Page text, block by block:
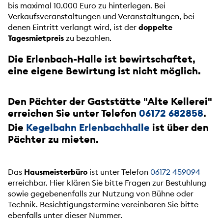
bis maximal 10.000 Euro zu hinterlegen. Bei
Verkaufsveranstaltungen und Veranstaltungen, bei
denen Eintritt verlangt wird, ist der doppelte
Tagesmietpreis zu bezahlen.
Die Erlenbach-Halle ist bewirtschaftet,
eine eigene Bewirtung ist nicht möglich.
Den Pächter der Gaststätte "Alte Kellerei"
erreichen Sie unter Telefon 06172 682858.
Die Kegelbahn Erlenbachhalle ist über den
Pächter zu mieten.
Das Hausmeisterbüro ist unter Telefon 06172 459094
erreichbar. Hier klären Sie bitte Fragen zur Bestuhlung
sowie gegebenenfalls zur Nutzung von Bühne oder
Technik. Besichtigungstermine vereinbaren Sie bitte
ebenfalls unter dieser Nummer.